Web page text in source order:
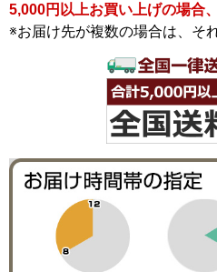
5,000円以上お買い上げの場合
※お届け先が複数の場合は、そ